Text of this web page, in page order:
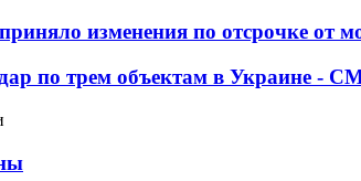
изменения по отсрочке от
по трем объектам в Украине -